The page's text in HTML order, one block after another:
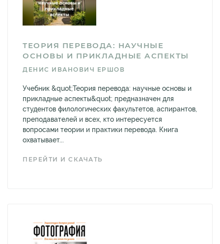
ТЕОРИЯ ПЕРЕВОДА: НАУЧНЫЕ
ОСНОВЫ И ПРИКЛАДНЫЕ АСПЕКТЫ
ДЕНИС ИВАНОВИЧ ЕРШОВ
Учебник &quot;Теория перевода: научные основы и
прикладные аспекты&quot; предназначен для
студентов филологических факультетов, аспирантов,
преподавателей и всех, кто интересуется
вопросами теории и практики перевода. Книга
охватывает...
ПЕРЕЙТИ И СКАЧАТЬ